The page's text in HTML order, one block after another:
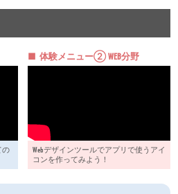
の
体験メニュー② WEB分野
Webデザインツールでアプリで使うアイ
コンを作ってみよう！